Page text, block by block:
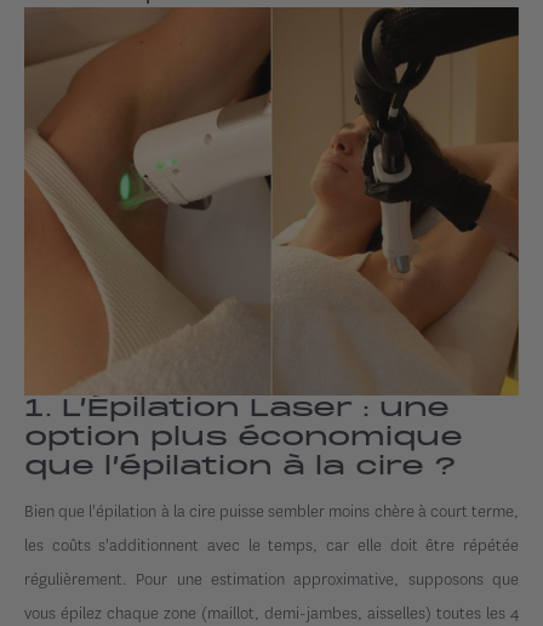
1. L’Épilation Laser : une
option plus économique
que l’épilation à la cire ?
Bien que l'épilation à la cire puisse sembler moins chère à court terme,
les coûts s'additionnent avec le temps, car elle doit être répétée
régulièrement. Pour une estimation approximative, supposons que
vous épilez chaque zone (maillot, demi-jambes, aisselles) toutes les 4